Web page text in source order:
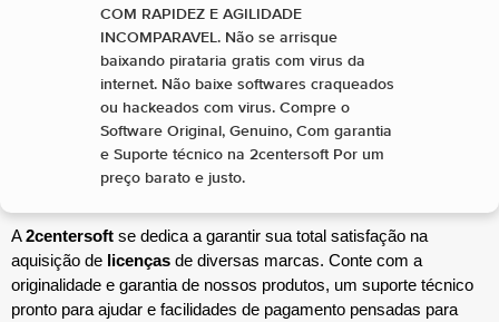
COM RAPIDEZ E AGILIDADE
INCOMPARAVEL. Não se arrisque
baixando pirataria gratis com virus da
internet. Não baixe softwares craqueados
ou hackeados com virus. Compre o
Software Original, Genuino, Com garantia
e Suporte técnico na 2centersoft Por um
preço barato e justo.
A2centersoft se dedica a garantir sua total satisfação na
aquisição de licenças de diversas marcas. Conte com a
originalidade e garantia de nossos produtos, um suporte técnico
pronto para ajudar e facilidades de pagamento pensadas para